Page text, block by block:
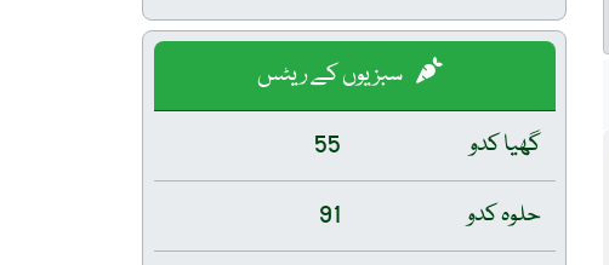
سبزیوں کے ریٹس
گھیا کدو
55
حلوہ کدو
91